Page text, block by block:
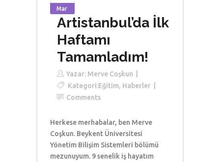
Mar
Artistanbul’da İlk
Haftamı
Tamamladım!
Yazar: Merve Coşkun
Kategori:Eğitim, Haberler
Comments
Herkese merhabalar, ben Merve
Coşkun. Beykent Üniversitesi
Yönetim Bilişim Sistemleri bölümü
mezunuyum. 9 senelik iş hayatım